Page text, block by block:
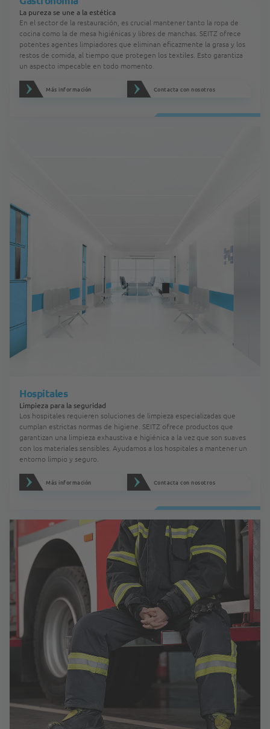
La pureza se une a la estética
En el sector de la restauración, es crucial mantener tanto la ropa de
cocina como la de mesa higiénicas y libres de manchas. SEITZ ofrece
potentes agentes limpiadores que eliminan eficazmente la grasa y los
restos de comida, al tiempo que protegen los textiles. Esto garantiza
un aspecto impecable en todo momento.
Más información Contacta con nosotros
Hospitales
Limpieza para la seguridad
Los hospitales requieren soluciones de limpieza especializadas que
cumplan estrictas normas de higiene. SEITZ ofrece productos que
garantizan una limpieza exhaustiva e higiénica a la vez que son suaves
con los materiales sensibles. Ayudamos a los hospitales a mantener un
entorno limpio y seguro.
Más información Contacta con nosotros